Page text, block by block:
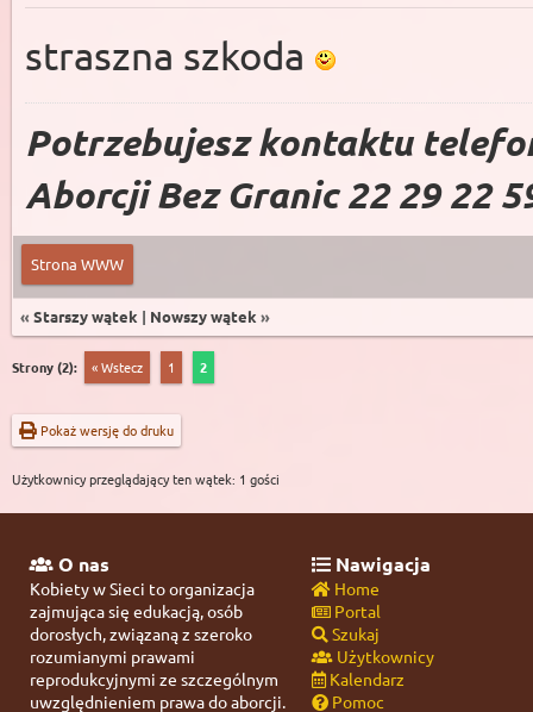
straszna szkoda
Potrzebujesz kontaktu
Aborcji Bez Granic 22 29 22
Strona WWW
« Starszy wątek | Nowszy wątek »
Strony (2): « Wstecz 1 2
Pokaż wersję do druku
Użytkownicy przeglądający ten wątek: 1 gości
O nas
Kobiety w Sieci to organizacja
zajmująca się edukacją, osób
dorosłych, związaną z szeroko
rozumianymi prawami
reprodukcyjnymi ze szczególnym
uwzględnieniem prawa do aborcji.
Nawigacja
Home
Portal
Szukaj
Użytkownicy
Kalendarz
Pomoc